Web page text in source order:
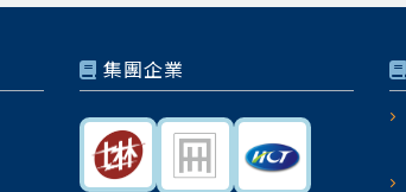
集團企業